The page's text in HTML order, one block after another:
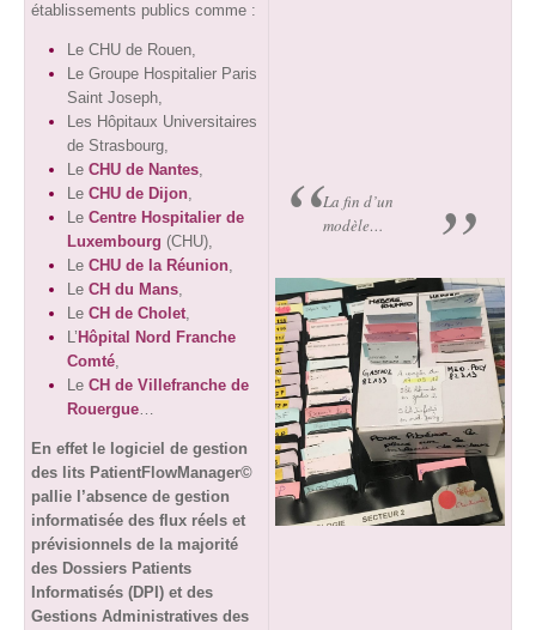
établissements publics comme :
Le CHU de Rouen,
Le Groupe Hospitalier Paris
Saint Joseph,
Les Hôpitaux Universitaires
de Strasbourg,
Le CHU de Nantes,
Le CHU de Dijon,
Le Centre Hospitalier de
Luxembourg (CHU),
Le CHU de la Réunion,
Le CH du Mans,
Le CH de Cholet,
L’ Hôpital Nord Franche
Comté,
Le CH de Villefranche de
Rouergue…
En effet le logiciel de gestion
des lits PatientFlowManager©
pallie l’absence de gestion
informatisée des flux réels et
prévisionnels de la majorité
des Dossiers Patients
Informatisés (DPI) et des
Gestions Administratives des
La fin d’un
modèle…